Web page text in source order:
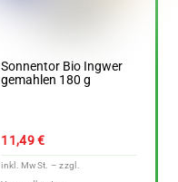
Sonnentor Bio Ingwer
gemahlen 180 g
11,49€